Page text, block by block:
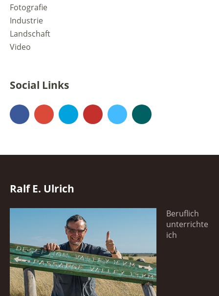
Fotografie
Industrie
Landschaft
Video
Social Links
FacebookGoogle+500px YouTubeVimeo
Ralf E. Ulrich
Beruflich
unterrichte
ich